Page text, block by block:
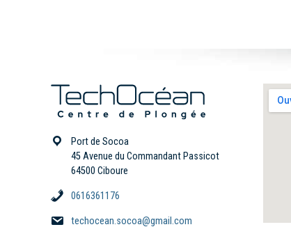
Port de Socoa
45 Avenue du Commandant Passicot
64500 Ciboure
0616361176
techocean.socoa@gmail.com